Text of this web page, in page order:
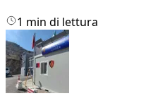
1 min di lettura